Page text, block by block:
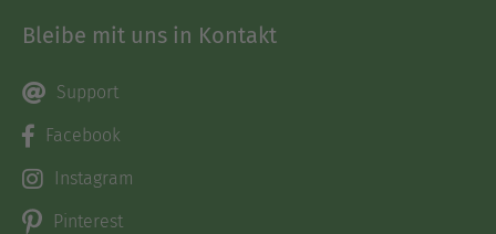
Bleibe mit uns in Kontakt
Support
Facebook
Instagram
Pinterest